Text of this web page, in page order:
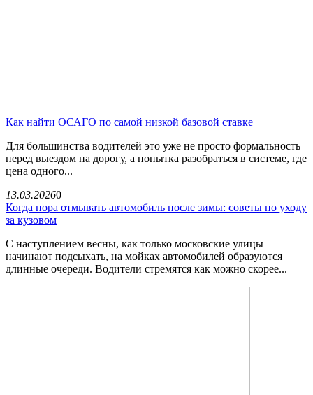
Как найти ОСАГО по самой низкой базовой ставке
Для большинства водителей это уже не просто формальность
перед выездом на дорогу, а попытка разобраться в системе, где
цена одного...
13.03.20260
Когда пора отмывать автомобиль после зимы: советы по уходу
за кузовом
С наступлением весны, как только московские улицы
начинают подсыхать, на мойках автомобилей образуются
длинные очереди. Водители стремятся как можно скорее...